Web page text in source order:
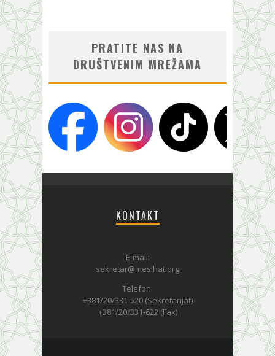
PRATITE NAS NA
DRUŠTVENIM MREŽAMA
KONTAKT
E-mail:
sekretar@mesihat.org
Telefon:
+381/20/331-620 (Sekretarijat)
+381/20/331-622 (Fax)